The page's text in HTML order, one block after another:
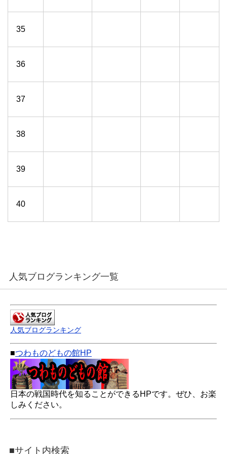
35
36
37
38
39
40
人気ブログランキング一覧
人気ブログランキング
■つわものどもの館HP
日本の戦国時代を知ることができるHPです。ぜひ、お楽
しみください。
■サイト内検索